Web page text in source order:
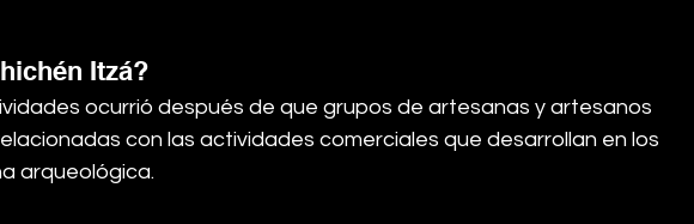
Itzá?
ocurrió después de que grupos de artesanas y artesanos
con las actividades comerciales que desarrollan en los
arqueológica.